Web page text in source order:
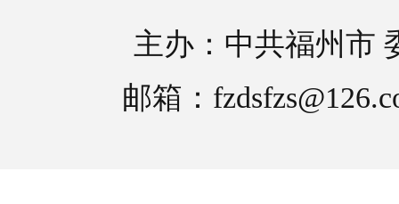
主办：中共福州市
邮箱：